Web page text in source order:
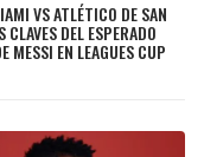
VS ATLÉTICO DE SAN
CLAVES DEL ESPERADO
MESSI EN LEAGUES CUP